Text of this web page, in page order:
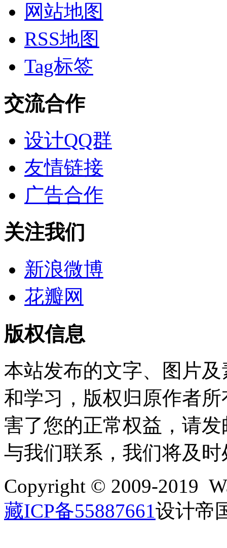
网站地图
RSS地图
Tag标签
交流合作
设计QQ群
友情链接
广告合作
关注我们
新浪微博
花瓣网
版权信息
本站发布的文字、图片
和学习，版权归原作者
害了您的正常权益，请发
与我们联系，我们将及时
Copyright © 2009-2019
藏ICP备55887661设计帝